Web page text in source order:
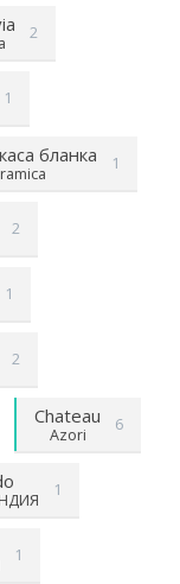
2
1
бланка 1
2
1
2
Chateau
Azori
6
1
1